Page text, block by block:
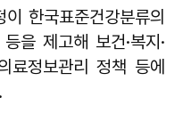
한국표준건강분류의
을 제고해 보건·복지·
료정보관리 정책 등에